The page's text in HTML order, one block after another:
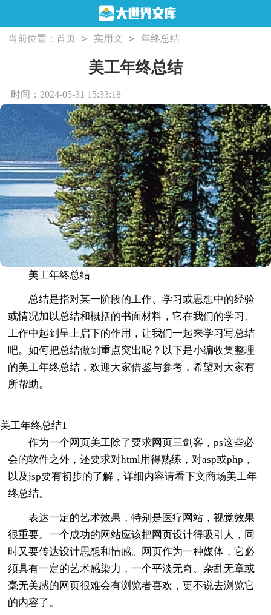
当前位置：首页 > 实用文 > 年终总结
美工年终总结
时间：2024-05-31 15:33:18
美工年终总结
总结是指对某一阶段的工作、学习或思想中的经验
或情况加以总结和概括的书面材料，它在我们的学习、
工作中起到呈上启下的作用，让我们一起来学习写总结
吧。如何把总结做到重点突出呢？以下是小编收集整理
的美工年终总结，欢迎大家借鉴与参考，希望对大家有
所帮助。
美工年终总结1
作为一个网页美工除了要求网页三剑客，ps这些必
会的软件之外，还要求对html用得熟练，对asp或php，
以及jsp要有初步的了解，详细内容请看下文商场美工年
终总结。
表达一定的艺术效果，特别是医疗网站，视觉效果
很重要。一个成功的网站应该把网页设计得吸引人，同
时又要传达设计思想和情感。网页作为一种媒体，它必
须具有一定的艺术感染力，一个平淡无奇、杂乱无章或
毫无美感的网页很难会有浏览者喜欢，更不说去浏览它
的内容了。